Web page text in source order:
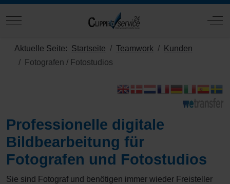
Mobile Menu Toggle Off-
Aktuelle Seite: Startseite Teamwork
Kunden
Fotografen / Fotostudios
Professionelle digitale
Bildbearbeitung für
Fotografen und Fotostudios
Sie sind Fotograf und benötigen immer wieder Freisteller